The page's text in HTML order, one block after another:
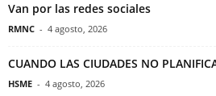
Van por las redes sociales
RMNC - 4 agosto, 2026
CUANDO LAS CIUDADES NO
HSME - 4 agosto, 2026